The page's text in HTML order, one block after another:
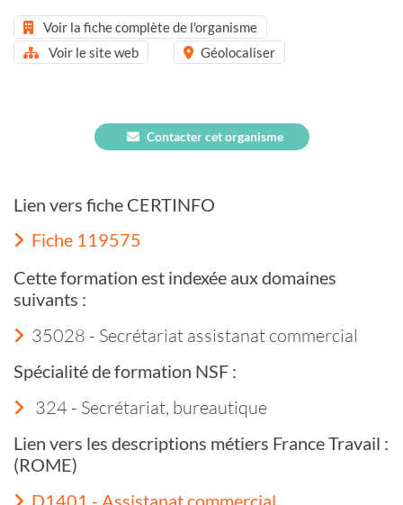
Voir la fiche complète de l'organisme
Voir le site web
Géolocaliser
Contacter cet organisme
Lien vers fiche CERTINFO
Fiche 119575
Cette formation est indexée aux domaines
suivants :
35028 - Secrétariat assistanat commercial
Spécialité de formation NSF :
324 - Secrétariat, bureautique
Lien vers les descriptions métiers France Travail :
(ROME)
D1401 - Assistanat commercial